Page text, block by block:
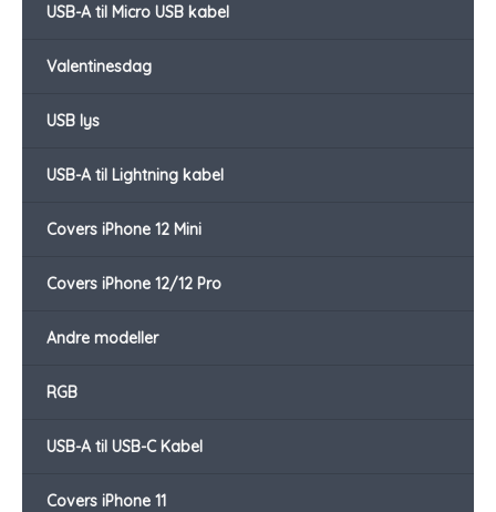
USB-A til Micro USB kabel
Valentinesdag
USB lys
USB-A til Lightning kabel
Covers iPhone 12 Mini
Covers iPhone 12/12 Pro
Andre modeller
RGB
USB-A til USB-C Kabel
Covers iPhone 11